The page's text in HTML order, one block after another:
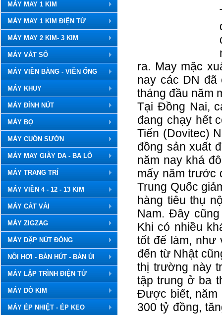
MÁY MAY 1 KIM
MÁY MAY 1 KIM ĐIỆN TỬ
MÁY MAY 2 KIM- 3 KIM
MÁY VẮT SỔ
MÁY VIỀN BẰNG - VIỀN ỐNG
MÁY KHUY
MÁY ĐÍNH NÚT
MÁY BỌ
MÁY CUỐN SƯỜN
MÁY MAY GIÀY DA - BA LÔ
MÁY TRANG TRÍ
MÁY VIỀN 4 - 12 - 13 KIM
MÁY CẮT VẢI
MÁY ZIGZAG
MÁY DẬP NÚT ĐỒNG
NỒI HƠI - BÀN HÚT - BÀN ỦI
MÁY LẬP TRÌNH ĐIỆN TỬ
MÁY DÒ KIM
MÁY ÉP NHIỆT - ÉP KEO
ra. May mặc
nay các DN đã
tháng đầu năm
Tại Đồng Nai,
đang chạy hết
Tiến (Dovitec)
đồng sản xuất
năm nay khá
mấy năm trước
Trung Quốc
hàng tiêu thụ
Nam. Đây
Khi có nhiều
tốt để làm, như
đến từ Nhật
thị trường này
tập trung ở ba
Được biết, năm
300 tỷ đồng,